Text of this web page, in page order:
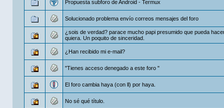
Propuesta subforo de Android - Termux
Solucionado problema envío correos mensajes del foro
¿sois de verdad? parace mucho papi presumido que pueda
quiera. Un poquito de sinceridad.
¿Han recibido mi e-mail?
"Tienes acceso denegado a este foro "
El foro cambia haya (con ll) por haya.
No sé qué título.